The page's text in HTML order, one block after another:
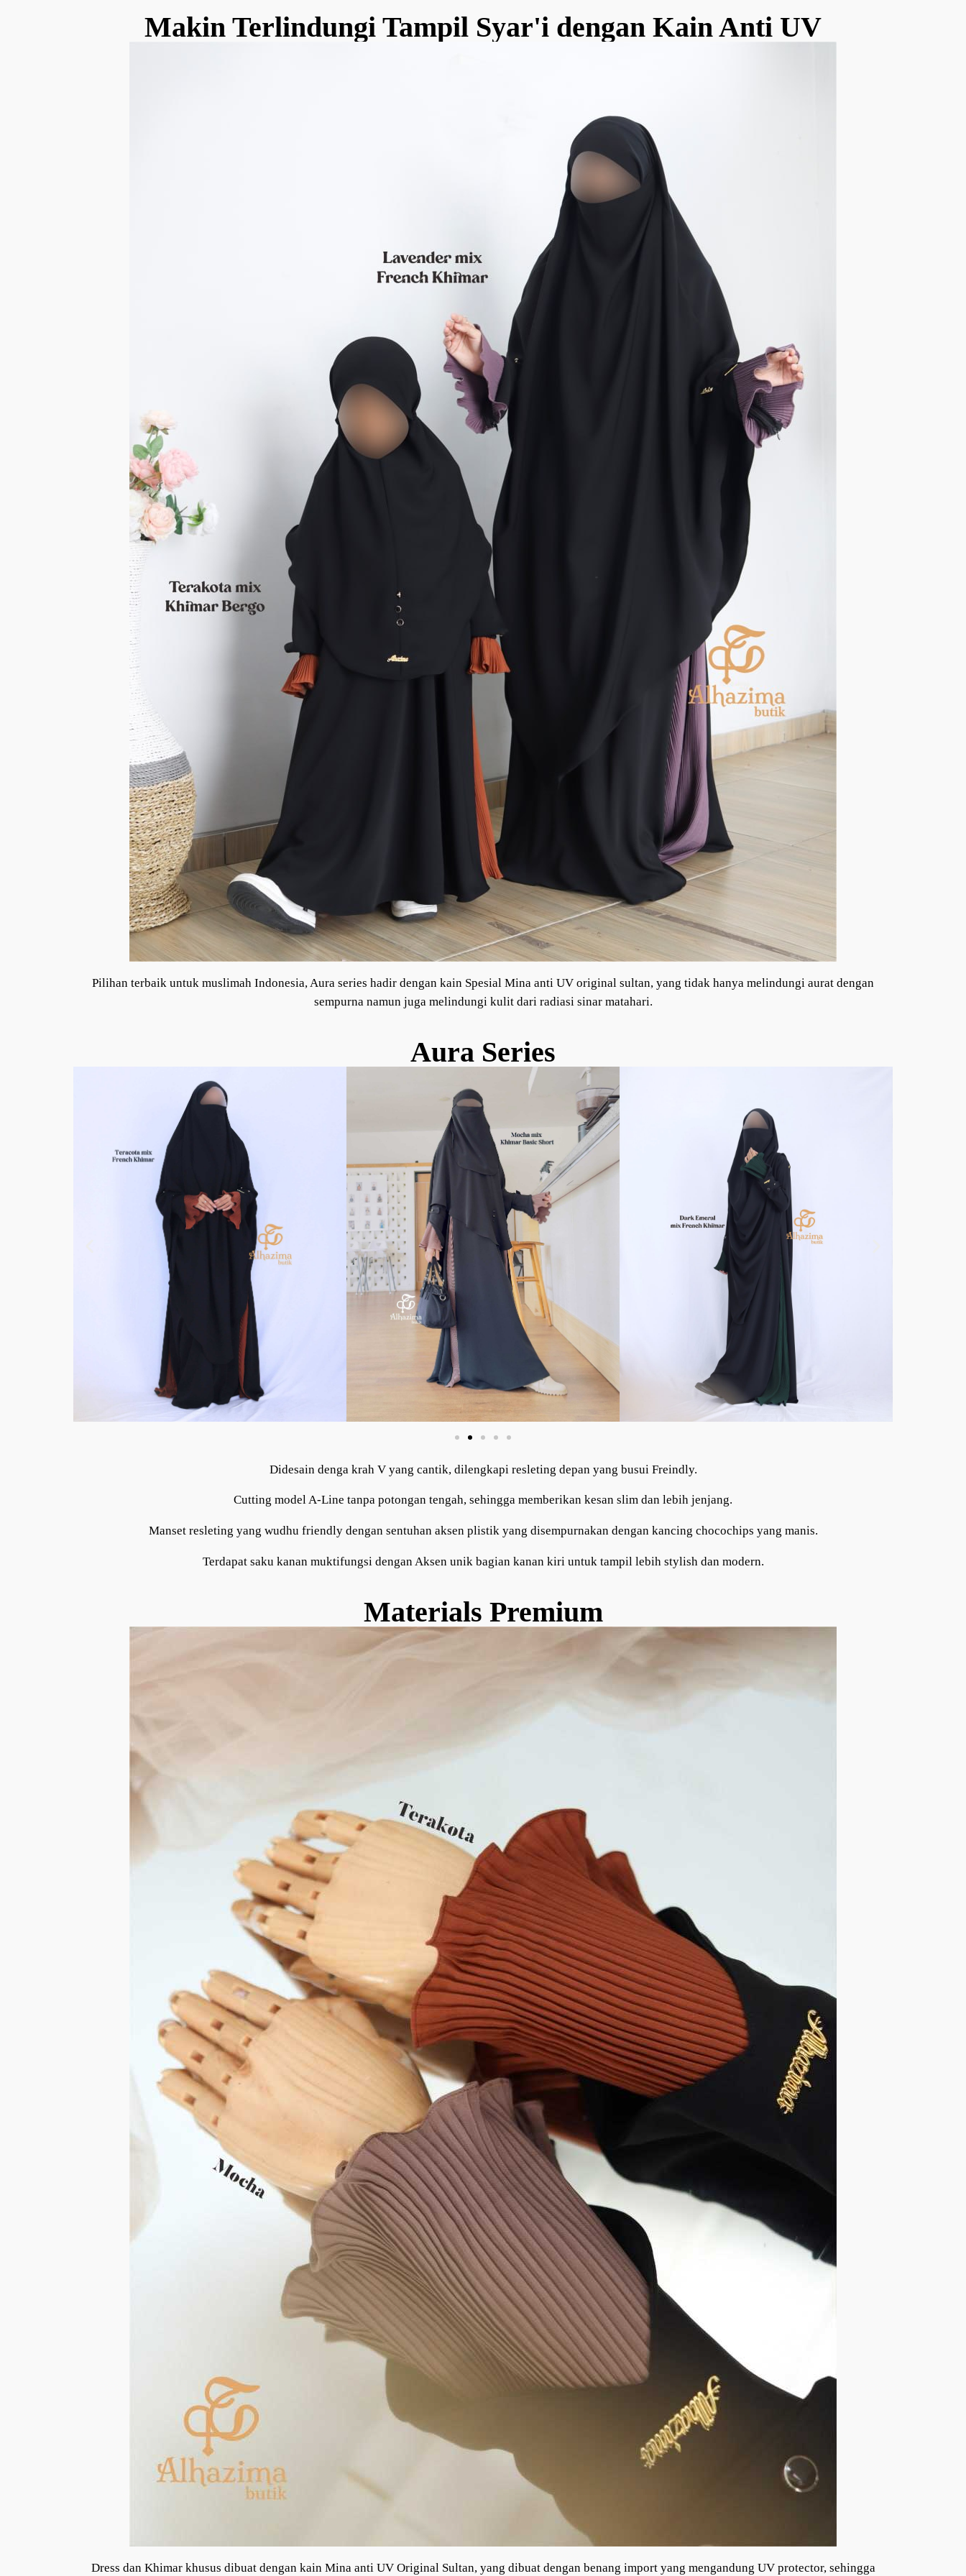
Makin Terlindungi Tampil Syar'i dengan Kain Anti UV
Pilihan terbaik untuk muslimah Indonesia, Aura series hadir dengan kain Spesial Mina anti UV original sultan, yang tidak hanya melindungi aurat dengan
sempurna namun juga melindungi kulit dari radiasi sinar matahari.
Aura Series
Didesain denga krah V yang cantik, dilengkapi resleting depan yang busui Freindly.
Cutting model A-Line tanpa potongan tengah, sehingga memberikan kesan slim dan lebih jenjang.
Manset resleting yang wudhu friendly dengan sentuhan aksen plistik yang disempurnakan dengan kancing chocochips yang manis.
Terdapat saku kanan muktifungsi dengan Aksen unik bagian kanan kiri untuk tampil lebih stylish dan modern.
Materials Premium
Dress dan Khimar khusus dibuat dengan kain Mina anti UV Original Sultan, yang dibuat dengan benang import yang mengandung UV protector, sehingga